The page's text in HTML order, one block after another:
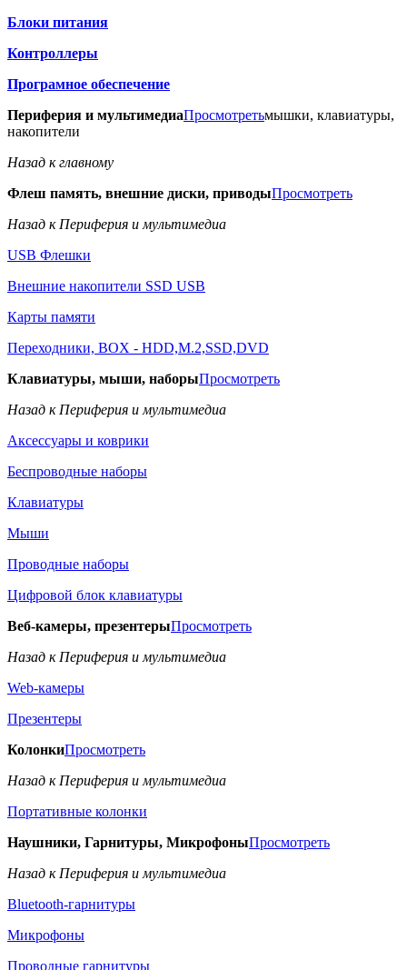
Блоки питания
Контроллеры
Програмное обеспечение
Периферия и мультимедиаПросмотретьмышки, клавиатуры,
накопители
Назад к главному
Флеш память, внешние диски, приводыПросмотреть
Назад к Периферия и мультимедиа
USB Флешки
Внешние накопители SSD USB
Карты памяти
Переходники, BOX - HDD,M.2,SSD,DVD
Клавиатуры, мыши, наборыПросмотреть
Назад к Периферия и мультимедиа
Аксессуары и коврики
Беспроводные наборы
Клавиатуры
Мыши
Проводные наборы
Цифровой блок клавиатуры
Веб-камеры, презентерыПросмотреть
Назад к Периферия и мультимедиа
Web-камеры
Презентеры
КолонкиПросмотреть
Назад к Периферия и мультимедиа
Портативные колонки
Наушники, Гарнитуры, МикрофоныПросмотреть
Назад к Периферия и мультимедиа
Bluetooth-гарнитуры
Микрофоны
Проводные гарнитуры